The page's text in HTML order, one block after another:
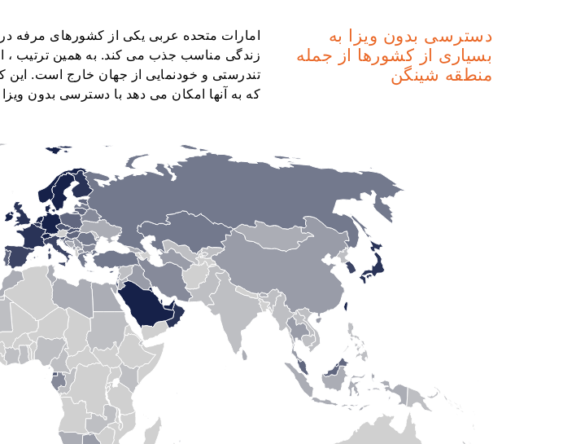
دسترسی بدون ویزا به
بسیاری از کشورها از جمله
منطقه شینگن
امارات متحده عربی یکی از کشورهای
زندگی مناسب جذب می کند. به همین ترتیب ،
تندرستی و خودنمایی از جهان خارج است. این
که به آنها امکان می دهد با دسترسی بدون ویزا به ۱۶۷کشور سفر